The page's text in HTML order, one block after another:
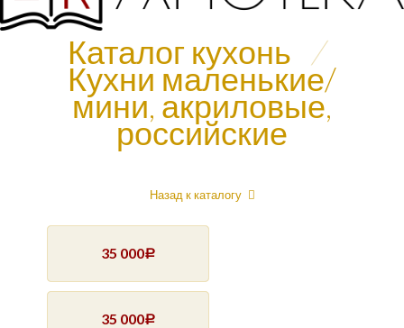
Каталог кухонь /
Кухни маленькие/
мини, акриловые,
российские
Назад к каталогу
35 000Р
35 000Р